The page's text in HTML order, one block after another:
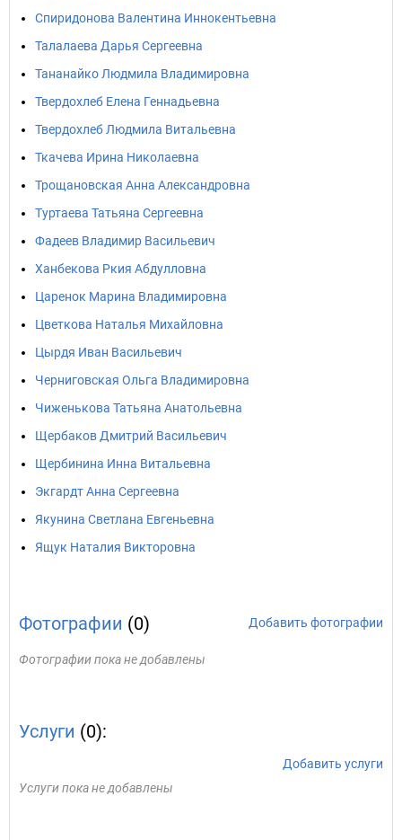
Спиридонова Валентина Иннокентьевна
Талалаева Дарья Сергеевна
Тананайко Людмила Владимировна
Твердохлеб Елена Геннадьевна
Твердохлеб Людмила Витальевна
Ткачева Ирина Николаевна
Трощановская Анна Александровна
Туртаева Татьяна Сергеевна
Фадеев Владимир Васильевич
Ханбекова Ркия Абдулловна
Царенок Марина Владимировна
Цветкова Наталья Михайловна
Цырдя Иван Васильевич
Черниговская Ольга Владимировна
Чиженькова Татьяна Анатольевна
Щербаков Дмитрий Васильевич
Щербинина Инна Витальевна
Экгардт Анна Сергеевна
Якунина Светлана Евгеньевна
Ящук Наталия Викторовна
Фотографии (0) Добавить фотографии
Фотографии пока не добавлены
Услуги (0):
Добавить услуги
Услуги пока не добавлены